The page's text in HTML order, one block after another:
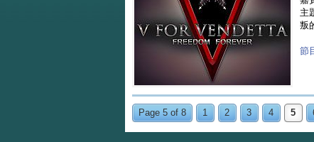
主
叛
節
Page 5 of 8 1 2 3 4 5